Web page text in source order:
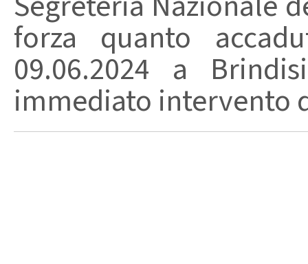
forza quanto
09.06.2024 a
immediato intervento